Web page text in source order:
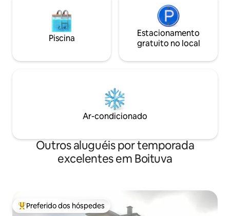
Piscina
Estacionamento
gratuito no local
Ar-condicionado
Outros aluguéis por temporada
excelentes em Boituva
Entre os melhores preferidos dos hóspedes
Preferido dos hóspedes